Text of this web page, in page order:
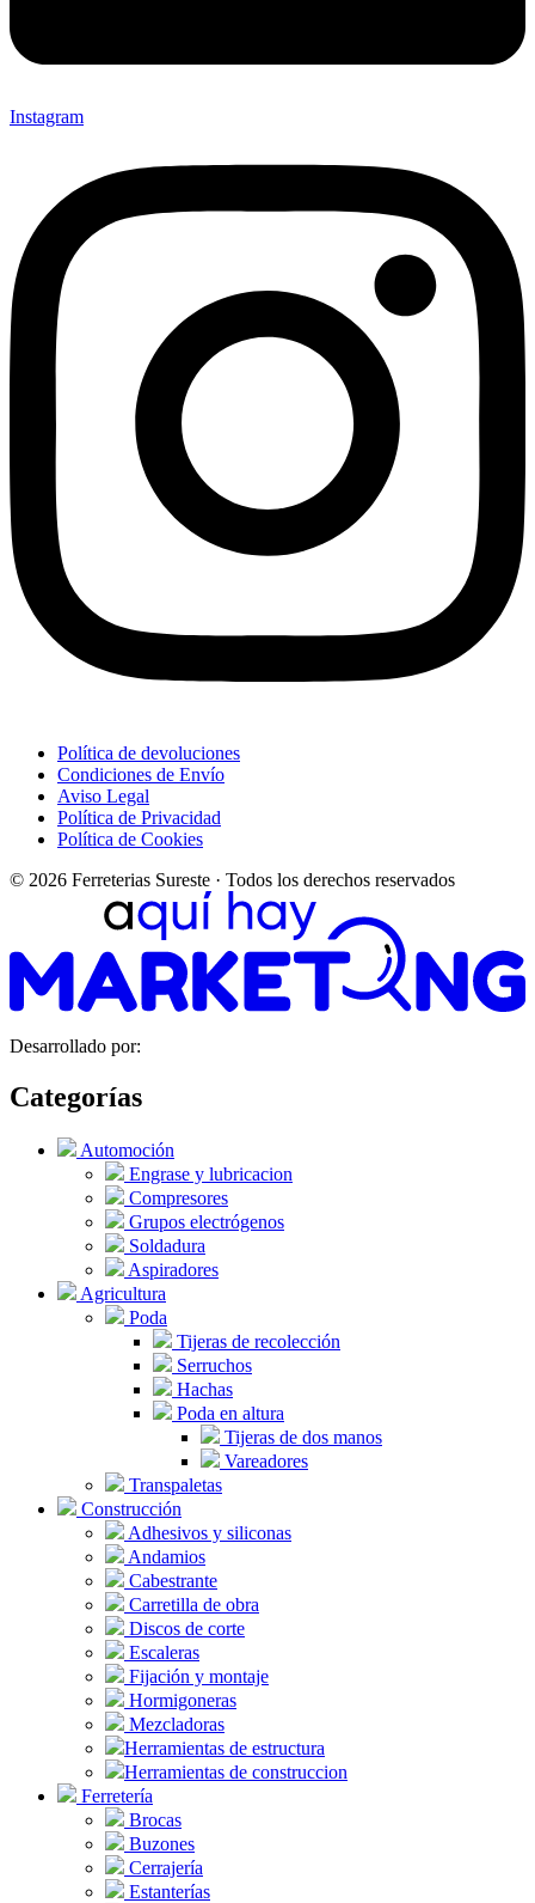
Instagram
Política de devoluciones
Condiciones de Envío
Aviso Legal
Política de Privacidad
Política de Cookies
© 2026 Ferreterias Sureste · Todos los derechos reservados
Desarrollado por:
Categorías
Automoción
Engrase y lubricacion
Compresores
Grupos electrógenos
Soldadura
Aspiradores
Agricultura
Poda
Tijeras de recolección
Serruchos
Hachas
Poda en altura
Tijeras de dos manos
Vareadores
Transpaletas
Construcción
Adhesivos y siliconas
Andamios
Cabestrante
Carretilla de obra
Discos de corte
Escaleras
Fijación y montaje
Hormigoneras
Mezcladoras
Herramientas de estructura
Herramientas de construccion
Ferretería
Brocas
Buzones
Cerrajería
Estanterías